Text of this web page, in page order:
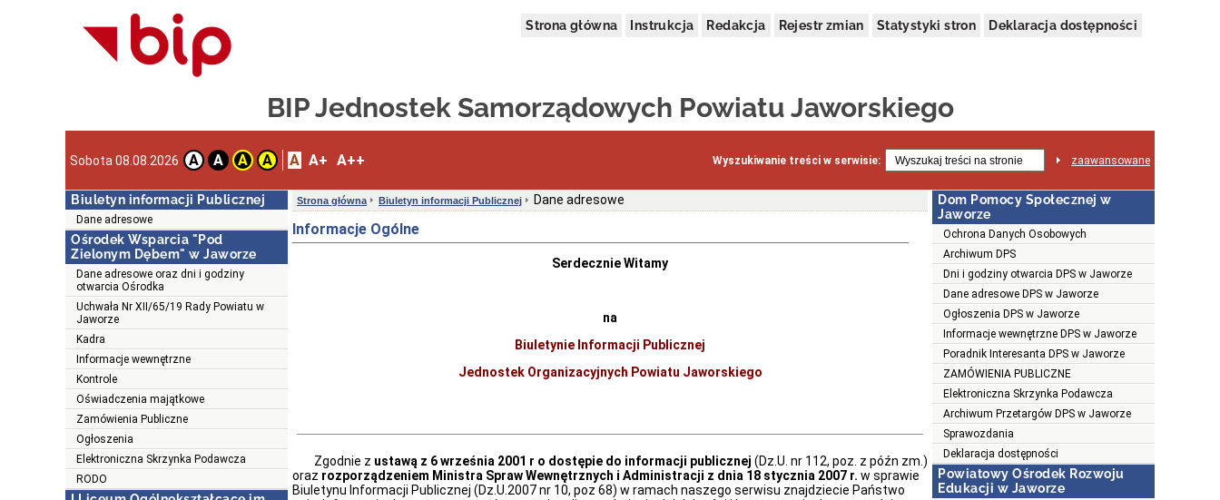
Strona główna Instrukcja Redakcja Rejestr zmian Statystyki stron Deklaracja dostępności
BIP Jednostek Samorządowych Powiatu Jaworskiego
Sobota 08.08.2026 A A A A A A+ A++ Wyszukiwanie treści w serwisie: zaawansowane
Biuletyn informacji Publicznej
Dane adresowe
Ośrodek Wsparcia "Pod
Zielonym Dębem" w Jaworze
Dane adresowe oraz dni i godziny
otwarcia Ośrodka
Uchwała Nr XII/65/19 Rady Powiatu w
Jaworze
Kadra
Informacje wewnętrzne
Kontrole
Oświadczenia majątkowe
Zamówienia Publiczne
Ogłoszenia
Elektroniczna Skrzynka Podawcza
RODO
Strona główna Biuletyn informacji Publicznej Dane adresowe
Informacje Ogólne
Serdecznie Witamy
na
Biuletynie Informacji Publicznej
Jednostek Organizacyjnych Powiatu Jaworskiego
Zgodnie z ustawą z 6 września 2001 r o dostępie do informacji publicznej (Dz.U. nr 112, poz. z późn zm.)
oraz rozporządzeniem Ministra Spraw Wewnętrznych i Administracji z dnia 18 stycznia 2007 r. w sprawie
Biuletynu Informacji Publicznej (Dz.U.2007 nr 10, poz 68) w ramach naszego serwisu znajdziecie Państwo
Dom Pomocy Społecznej w
Jaworze
Ochrona Danych Osobowych
Archiwum DPS
Dni i godziny otwarcia DPS w Jaworze
Dane adresowe DPS w Jaworze
Ogłoszenia DPS w Jaworze
Informacje wewnętrzne DPS w Jaworze
Poradnik Interesanta DPS w Jaworze
ZAMÓWIENIA PUBLICZNE
Elektroniczna Skrzynka Podawcza
Archiwum Przetargów DPS w Jaworze
Sprawozdania
Deklaracja dostępności
Powiatowy Ośrodek Rozwoju
Edukacji w Jaworze